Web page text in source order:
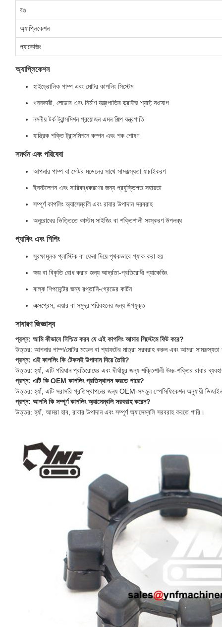
রঙ
অ্যাপ্লিকেশন
প্যাকেজিং
অ্যাপ্লিকেশন
হাইড্রোলিক পাম্প এবং মোটর কাপলিং সিস্টেম
খননকারী, লোডার এবং নির্মাণ যন্ত্রপাতির ড্রাইভ শ্যাফ্ট সংযোগ
নমনীয় টর্ক ট্রান্সমিশন প্রয়োজন এমন শিল্প যন্ত্রপাতি
যান্ত্রিক শক্তি ট্রান্সমিশনে কম্পন এবং শক শোষণ
সমর্থন এবং পরিষেবা
আপনার পাম্প বা মোটর মডেলের সাথে সামঞ্জস্যতা যাচাইকরণ
ইনস্টলেশন এবং সারিবদ্ধকরণের জন্য প্রযুক্তিগত সহায়তা
সম্পূর্ণ কাপলিং অ্যাসেম্বলি এবং রাবার উপাদান সরবরাহ
অনুরোধের ভিত্তিতে কাস্টম সাইজিং বা শক্তিশালী সংস্করণ উপলব্ধ
প্যাকিং এবং শিপিং
সুরক্ষামূলক প্লাস্টিক বা ফেনা দিয়ে পৃথকভাবে প্যাক করা হয়
ক্ষয় বা বিকৃতি রোধ করার জন্য আর্দ্রতা-প্রতিরোধী প্যাকেজিং
বাল্ক শিপমেন্টের জন্য রপ্তানি-গ্রেডের কার্টন
এক্সপ্রেস, এয়ার বা সমুদ্র পরিবহনের জন্য উপযুক্ত
সাধারণ জিজ্ঞাস্য
প্রশ্ন: আমি কীভাবে নিশ্চিত করব যে এই কাপলিং আমার সিস্টেমে ফিট করে?
উত্তর: আপনার পাম্প/মোটর মডেল বা শ্যাফটের মাত্রা সরবরাহ করুন এবং আমরা সামঞ্জস্যতা
প্রশ্ন: এই কাপলিং কি টেকসই উপাদান দিয়ে তৈরি?
উত্তর: হ্যাঁ, এটি পরিধান প্রতিরোধের এবং দীর্ঘায়ুর জন্য শক্তিশালী উচ্চ-শক্তির রাবার
প্রশ্ন: এটি কি OEM কাপলিং প্রতিস্থাপন করতে পারে?
উত্তর: হ্যাঁ, এটি সরাসরি প্রতিস্থাপনের জন্য OEM-সমতুল স্পেসিফিকেশন অনুযায়ী
প্রশ্ন: আপনি কি সম্পূর্ণ কাপলিং অ্যাসেম্বলি সরবরাহ করেন?
উত্তর: হ্যাঁ, আমরা হাব, রাবার উপাদান এবং সম্পূর্ণ অ্যাসেম্বলি সরবরাহ করতে পারি।